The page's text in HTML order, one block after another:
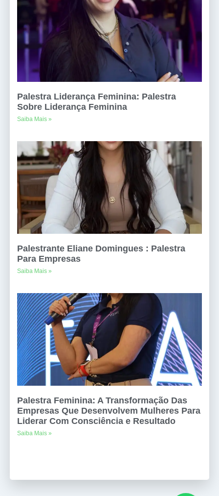
Palestra Liderança Feminina: Palestra
Sobre Liderança Feminina
Saiba Mais »
Palestrante Eliane Domingues : Palestra
Para Empresas
Saiba Mais »
Palestra Feminina: A Transformação Das
Empresas Que Desenvolvem Mulheres Para
Liderar Com Consciência e Resultado
Saiba Mais »